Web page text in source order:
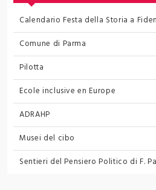
Calendario Festa della Storia a
Comune di Parma
Pilotta
Ecole inclusive en Europe
ADRAHP
Musei del cibo
Sentieri del Pensiero Politico di F.